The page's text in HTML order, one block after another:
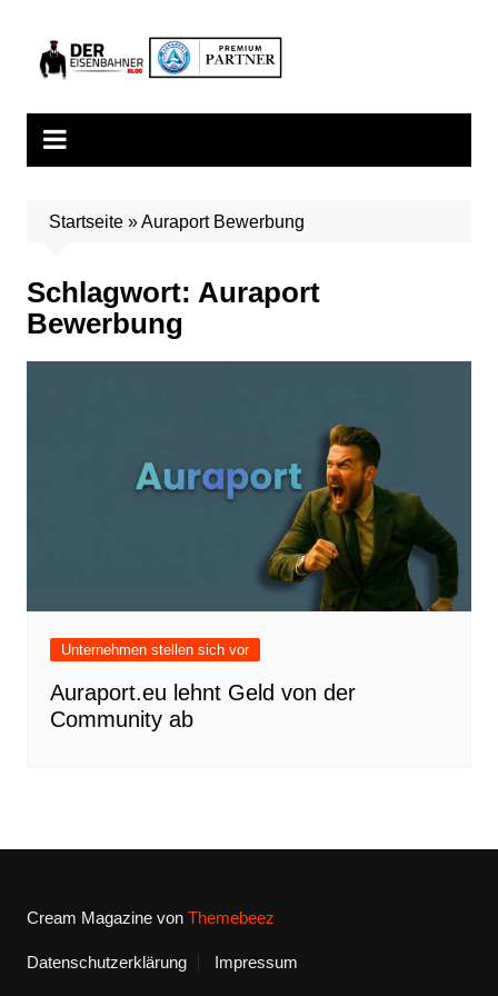
springen
Startseite»Auraport Bewerbung
Schlagwort: Auraport
Bewerbung
Unternehmen stellen sich vor
Auraport.eu lehnt Geld von der
Community ab
Cream Magazine von Themebeez
Datenschutzerklärung Impressum